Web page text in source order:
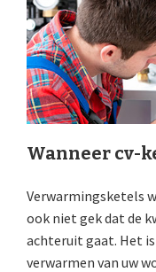
Wanneer cv-
Verwarmingsketels
ook niet gek dat de
achteruit gaat. Het
verwarmen van uw